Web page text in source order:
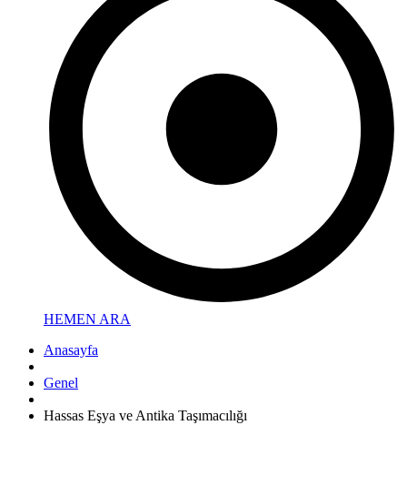
HEMEN ARA
Anasayfa
Genel
Hassas Eşya ve Antika Taşımacılığı